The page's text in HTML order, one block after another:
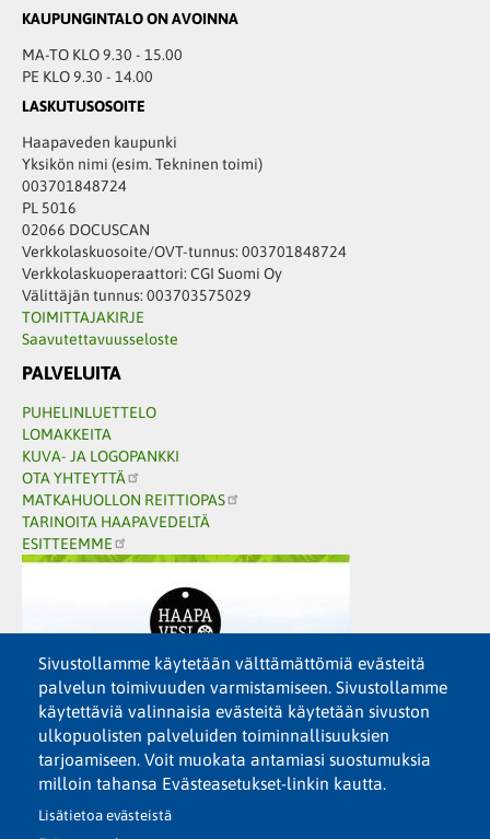
Sivustollamme käytetään välttämättömiä evästeitä
palvelun toimivuuden varmistamiseen. Sivustollamme
käytettäviä valinnaisia evästeitä käytetään sivuston
ulkopuolisten palveluiden toiminnallisuuksien
tarjoamiseen. Voit muokata antamiasi suostumuksia
milloin tahansa Evästeasetukset-linkin kautta.
Lisätietoa evästeistä
KAUPUNGINTALO ON AVOINNA
MA-TO KLO 9.30 - 15.00
PE KLO 9.30 - 14.00
LASKUTUSOSOITE
Haapaveden kaupunki
Yksikön nimi (esim. Tekninen toimi)
003701848724
PL 5016
02066 DOCUSCAN
Verkkolaskuosoite/OVT-tunnus: 003701848724
Verkkolaskuoperaattori: CGI Suomi Oy
Välittäjän tunnus: 003703575029
TOIMITTAJAKIRJE
Saavutettavuusseloste
PALVELUITA
PUHELINLUETTELO
LOMAKKEITA
KUVA- JA LOGOPANKKI
OTA YHTEYTTÄ
MATKAHUOLLON REITTIOPAS
TARINOITA HAAPAVEDELTÄ
ESITTEEMME